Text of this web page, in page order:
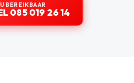
BEREIKBAAR
085 019 26 14